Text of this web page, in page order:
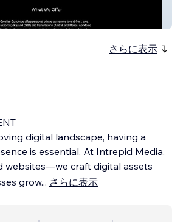
さらに表示
digital landscape, having a
is essential. At Intrepid Media,
websites—we craft digital assets
grow... さらに表示